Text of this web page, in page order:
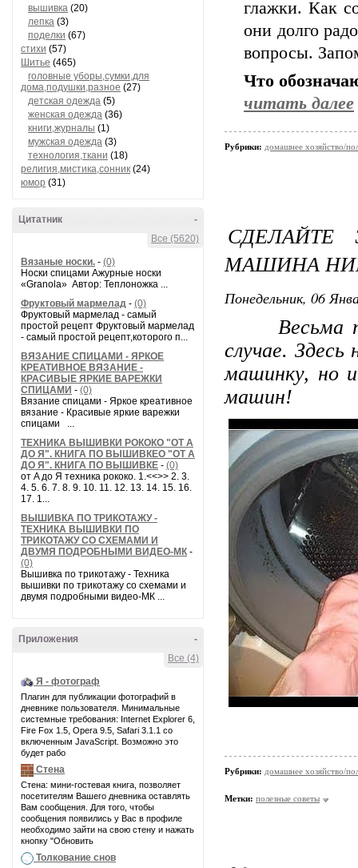
вышивка (20)
лепка (3)
поделки (67)
стихи (57)
Шитье (465)
головные уборы,сумки,для
дома,подушки,разное (27)
детская одежда (5)
женская одежда (36)
книги,журналы (1)
мужская одежда (3)
технология,ткани (18)
религия,мистика,сонник (24)
юмор (31)
-
Цитатник
Все (5620)
Вязаные носки. - (0)
Носки спицами Ажурные носки
«Granola» Автор: Теплоножка ...
Фруктовый мармелад - (0)
Фруктовый мармелад - самый
простой рецепт Фруктовый мармелад
- самый простой рецепт,которого п...
ВЯЗАНИЕ СПИЦАМИ - ЯРКОЕ
КРЕАТИВНОЕ ВЯЗАНИЕ -
КРАСИВЫЕ ЯРКИЕ ВАРЕЖКИ
СПИЦАМИ - (0)
Вязание спицами - Яркое креативное
вязание - Красивые яркие варежки
спицами ...
ТЕХНИКА ВЫШИВКИ РОКОКО "ОТ А
ДО Я". КНИГА ПО ВЫШИВКЕО "ОТ А
ДО Я". КНИГА ПО ВЫШИВКЕ - (0)
от A до Я техника рококо. 1.<<>> 2. 3.
4. 5. 6. 7. 8. 9. 10. 11. 12. 13. 14. 15. 16.
17. 1...
ВЫШИВКА ПО ТРИКОТАЖУ -
ТЕХНИКА ВЫШИВКИ ПО
ТРИКОТАЖУ СО СХЕМАМИ И
ДВУМЯ ПОДРОБНЫМИ ВИДЕО-МК -
(0)
Вышивка по трикотажу - Техника
вышивки по трикотажу со схемами и
двумя подробными видео-МК ...
-
Приложения
Все (4)
Я - фотограф
Плагин для публикации фотографий в
дневнике пользователя. Минимальные
системные требования: Internet Explorer 6,
Fire Fox 1.5, Opera 9.5, Safari 3.1.1 со
включенным JavaScript. Возможно это
будет рабо
Стена
Стена: мини-гостевая книга, позволяет
посетителям Вашего дневника оставлять
Вам сообщения. Для того, чтобы
сообщения появились у Вас в профиле
необходимо зайти на свою стену и нажать
кнопку "Обновить
Толкование снов
глажки. Как
они долго
вопросы.
Что
читать далее
Рубрики: домашнее хозяйство/
МАШИНА
Понедельник, 06
Весьма
случае.
машинку, но
машин!
Рубрики: домашнее хозяйство/
Метки: полезные советы